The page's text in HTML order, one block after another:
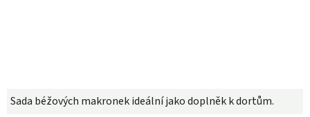
Sada béžových makronek ideální jako doplněk k dortům.